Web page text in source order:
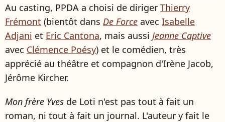
Au casting, PPDA a choisi de diriger Thierry
Frémont (bientôt dans De Force avec Isabelle
Adjani et Eric Cantona, mais aussi Jeanne Captive
avec Clémence Poésy) et le comédien, très
apprécié au théâtre et compagnon d'Irène Jacob,
Jérôme Kircher.
Mon frère Yves de Loti n'est pas tout à fait un
roman, ni tout à fait un journal. L'auteur y fait le